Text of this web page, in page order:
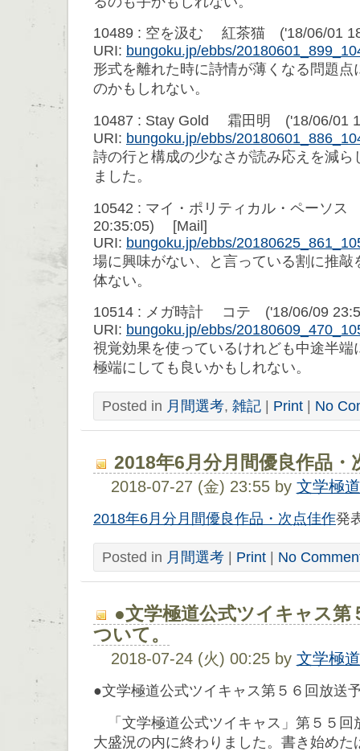
10489 : 空を汲む 紅茶猫 ('18/06/01
URI: bungoku.jp/ebbs/
形式を離れた時に詩情が薄くなる問題点
のかもしれない。
10487 : Stay Gold 霜田明 ('18/06/01
URI: bungoku.jp/ebbs/
詩の行と構成の少なさが読み応えを減ら
ました。
10542 : マイ・ポリティカル・ペーソ
20:35:05) [Mail]
URI: bungoku.jp/ebbs/
場に興味がない、と言っている割に推敲
体ない。
10514 : メガ時計 コテ ('18/06/09
URI: bungoku.jp/ebbs/
視覚効果を使っているけれども中途半端
極端にしても良いかもしれない。
Posted in 月間選考, 雑記 | Print | No
2018年6月分月間優良作品・
2018-07-27 (金) 23:55 by 文学極
2018年6月分月間優良作品・次点佳作発
Posted in 月間選考 | Print | No
●文学極道公式ツイキャス第
ついて。
2018-07-24 (火) 00:25 by 文学極
●文学極道公式ツイキャス第５６回放送
「文学極道公式ツイキャス」第５５回
大盛況の内に終わりました。書き始めた